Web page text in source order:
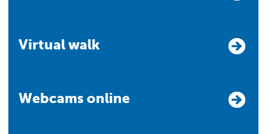
Virtual walk
Webcams online